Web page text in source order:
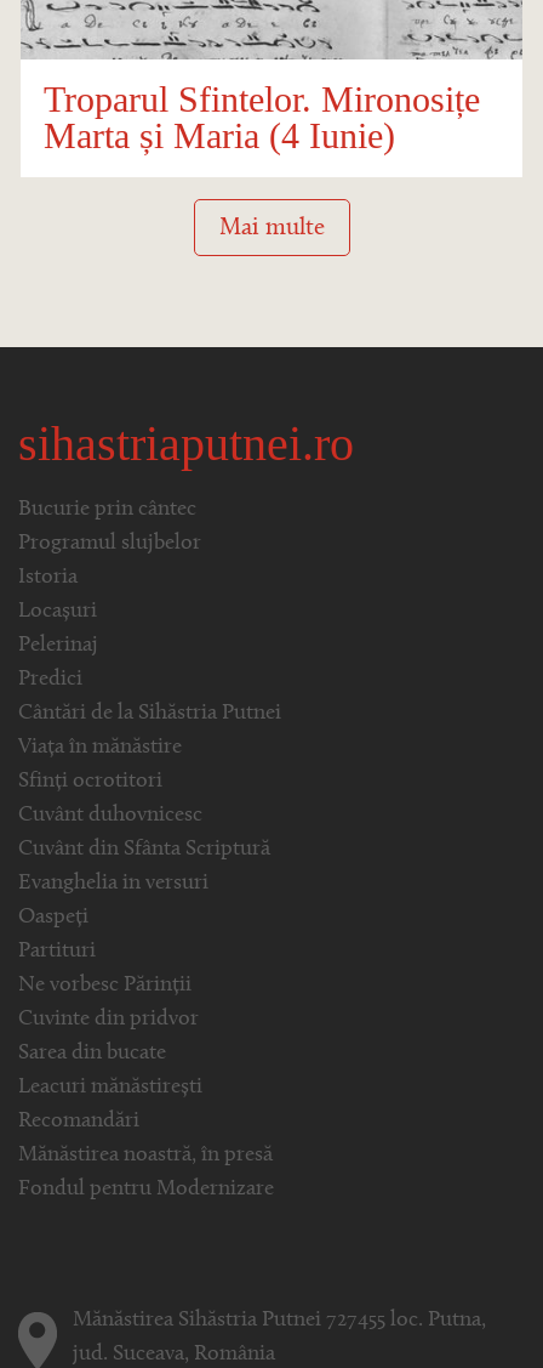
Troparul Sfintelor. Mironosițe
Marta și Maria (4 Iunie)
Mai multe
sihastriaputnei.ro
Bucurie prin cântec
Programul slujbelor
Istoria
Locașuri
Pelerinaj
Predici
Cântări de la Sihăstria Putnei
Viața în mănăstire
Sfinți ocrotitori
Cuvânt duhovnicesc
Cuvânt din Sfânta Scriptură
Evanghelia in versuri
Oaspeți
Partituri
Ne vorbesc Părinții
Cuvinte din pridvor
Sarea din bucate
Leacuri mănăstirești
Recomandări
Mănăstirea noastră, în presă
Fondul pentru Modernizare
Mănăstirea Sihăstria Putnei 727455 loc. Putna,
jud. Suceava, România